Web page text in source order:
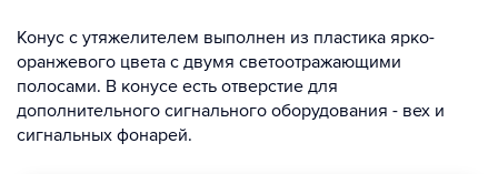
Конус с утяжелителем выполнен из пластика ярко-
оранжевого цвета с двумя светоотражающими
полосами. В конусе есть отверстие для
дополнительного сигнального оборудования - вех и
сигнальных фонарей.